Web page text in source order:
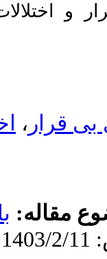
خواب در
خواب پره
داخلی
2/11 | انتشار: